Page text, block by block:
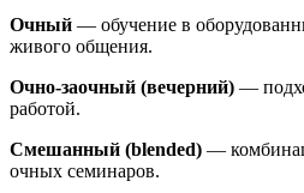
Очный — обучение в
живого общения.
Очно‑заочный (вечерний) —
работой.
Смешанный (blended) —
очных семинаров.